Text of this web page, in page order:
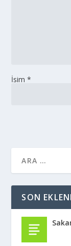
İsim*
SON